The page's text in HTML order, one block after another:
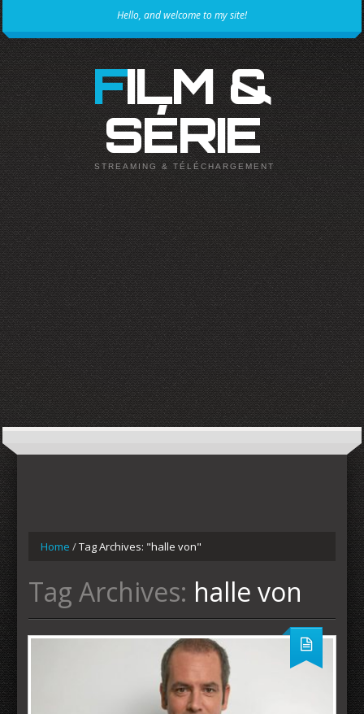
Hello, and welcome to my site!
FILM &
SÉRIE
STREAMING & TÉLÉCHARGEMENT
Home /Tag Archives: "halle von"
Tag Archives: halle von